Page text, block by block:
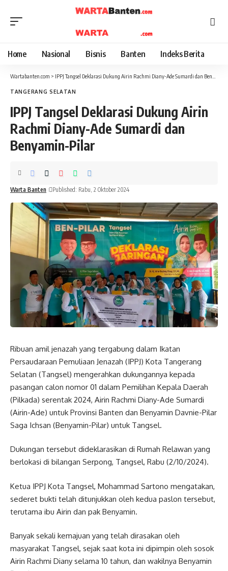
Home Nasional Bisnis Banten Indeks Berita
Wartabanten.com > IPPJ Tangsel Deklarasi Dukung Airin Rachmi Diany-Ade Sumardi dan Benyamin-Pilar
TANGERANG SELATAN
IPPJ Tangsel Deklarasi Dukung Airin
Rachmi Diany-Ade Sumardi dan
Benyamin-Pilar
Warta Banten Published: Rabu, 2 Oktober 2024
Ribuan amil jenazah yang tergabung dalam Ikatan
Persaudaraan Pemuliaan Jenazah (IPPJ) Kota Tangerang
Selatan (Tangsel) mengerahkan dukungannya kepada
pasangan calon nomor 01 dalam Pemilihan Kepala Daerah
(Pilkada) serentak 2024, Airin Rachmi Diany-Ade Sumardi
(Airin-Ade) untuk Provinsi Banten dan Benyamin Davnie-Pilar
Saga Ichsan (Benyamin-Pilar) untuk Tangsel.
Dukungan tersebut dideklarasikan di Rumah Relawan yang
berlokasi di bilangan Serpong, Tangsel, Rabu (2/10/2024).
Ketua IPPJ Kota Tangsel, Mohammad Sartono mengatakan,
sederet bukti telah ditunjukkan oleh kedua paslon tersebut,
terutama ibu Airin dan pak Benyamin.
Banyak sekali kemajuan yang telah dirasakan oleh
masyarakat Tangsel, sejak saat kota ini dipimpin oleh sosok
Airin Rachmi Diany selama 10 tahun, dan wakilnya Benyamin